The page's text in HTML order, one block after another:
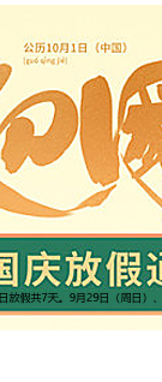
班。特此通知！提